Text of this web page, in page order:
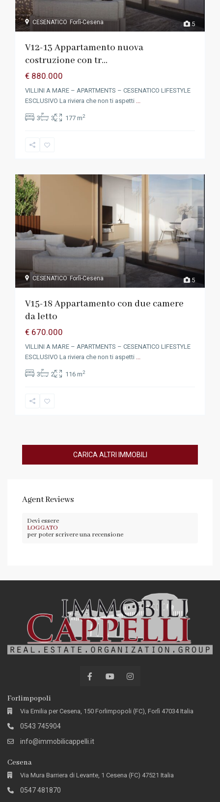
5
CESENATICO Forlì-Cesena
V12-13 Appartamento nuova
costruzione con tr...
€ 880.000
VILLINI A MARE – APARTMENTS – CESENATICO LIFESTYLE
ESCLUSIVO La riviera che non ti aspetti ...
3 3 177 m2
5
CESENATICO Forlì-Cesena
V15-18 Appartamento con due camere
da letto
€ 670.000
VILLINI A MARE – APARTMENTS – CESENATICO LIFESTYLE
ESCLUSIVO La riviera che non ti aspetti ...
3 2 116 m2
Agent Reviews
Devi essere
LOGGATO
per poter scrivere una recensione
Forlimpopoli
Via Emilia per Cesena, 150 Forlimpopoli (FC), Forlì 47034 Italia
0543 745904
info@immobilicappelli.it
Cesena
Via Mura Barriera di Levante, 1 Cesena (FC) 47521 Italia
0547 481870